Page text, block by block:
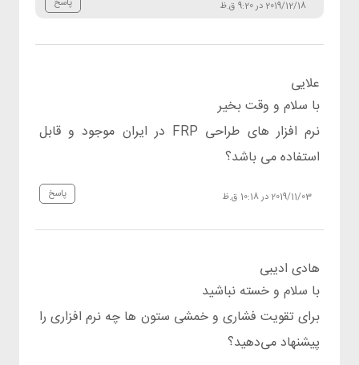
2019/12/18 در 9:20 ق.ظ
علایی
2019/11/03 در 10:18 ق.ظ
با سلام و وقت بخیر
نرم افزار های طراحی FRP در ایران موجود و قابل
استفاده می باشد؟
پاسخ
هادی ادیبی
با سلام و خسته نباشید
برای تقویت فشاری و خمشی ستون ها چه نرم افزاری را
پیشنهاد می‌دهید؟